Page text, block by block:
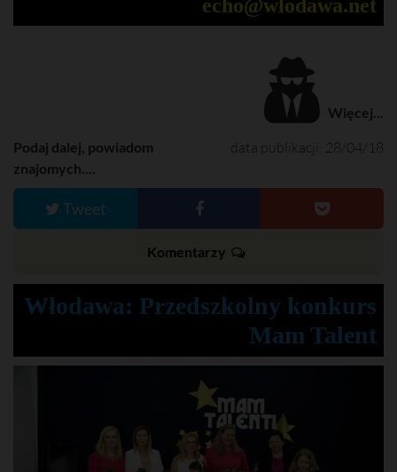
t
t
i
e
e
M
e
F
r
echo@wlodawa.net
Więcej...
data publikacji: 28/04/18
Podaj dalej, powiadom
znajomych....
Tweet
Komentarzy
Włodawa: Przedszkolny konkurs
Mam Talent